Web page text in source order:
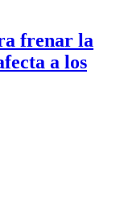
frenar la
a los